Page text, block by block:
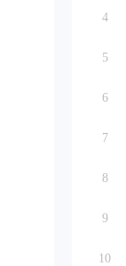
4
5
6
7
8
9
10